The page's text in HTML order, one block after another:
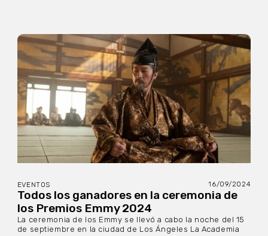
EVENTOS 16/09/2024
Todos los ganadores en la ceremonia de
los Premios Emmy 2024
La ceremonia de los Emmy se llevó a cabo la noche del 15
de septiembre en la ciudad de Los Ángeles La Academia